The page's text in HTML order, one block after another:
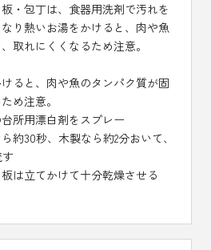
・包丁は、食器用洗剤で汚れを
り熱いお湯をかけると、肉や魚
取れにくくなるため注意。
ると、肉や魚のタンパク質が固
め注意。
所用漂白剤をスプレー
約30秒、木製なら約2分おいて、
は立てかけて十分乾燥させる